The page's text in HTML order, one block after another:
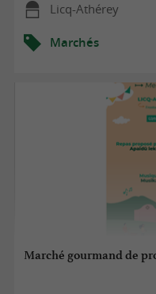
Licq-Athérey
Marchés
Marché gourmand de